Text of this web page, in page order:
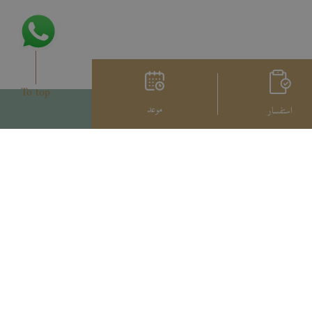
استفسار موعد
To top